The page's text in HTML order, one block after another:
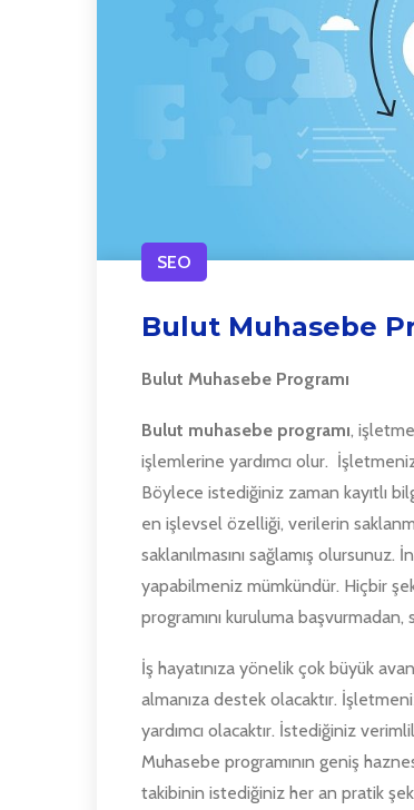
SEO
Bulut Muhasebe
Bulut Muhasebe Programı
Bulut muhasebe programı,
işlemlerine yardımcı olur.
Böylece istediğiniz zaman kayıtlı
en işlevsel özelliği, verilerin
saklanılmasını sağlamış
yapabilmeniz mümkündür. Hiçbir
programını kuruluma
İş hayatınıza yönelik çok büyük
almanıza destek olacaktır.
yardımcı olacaktır. İstediğiniz
Muhasebe programının geniş
takibinin istediğiniz her an pratik